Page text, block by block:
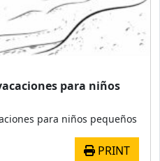
para niños
para niños pequeños
PRINT